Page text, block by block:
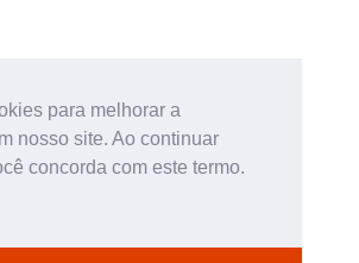
para melhorar a
nosso site. Ao continuar
concorda com este termo.